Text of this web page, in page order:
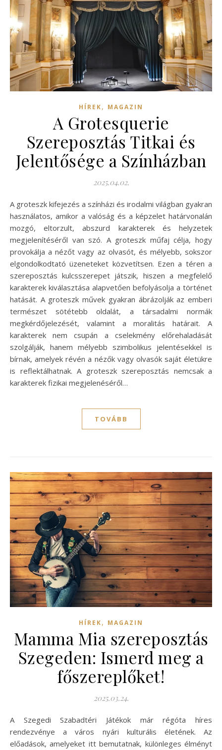
HÍREK, MAGAZIN
A Grotesquerie
Szereposztás Titkai és
Jelentősége a Színházban
2025.04.02.
A groteszk kifejezés a színházi és irodalmi világban gyakran
használatos, amikor a valóság és a képzelet határvonalán
mozgó, eltorzult, abszurd karakterek és helyzetek
megjelenítéséről van szó. A groteszk műfaj célja, hogy
provokálja a nézőt vagy az olvasót, és mélyebb, sokszor
elgondolkodtató üzeneteket közvetítsen. Ezen a téren a
szereposztás kulcsszerepet játszik, hiszen a megfelelő
karakterek kiválasztása alapvetően befolyásolja a történet
hatását. A groteszk művek gyakran ábrázolják az emberi
természet sötétebb oldalát, a társadalmi normák
megkérdőjelezését, valamint a moralitás határait. A
karakterek nem csupán a cselekmény előrehaladását
szolgálják, hanem mélyebb szimbolikus jelentésekkel is
bírnak, amelyek révén a nézők vagy olvasók saját életükre
is reflektálhatnak. A groteszk szereposztás nemcsak a
karakterek fizikai megjelenéséről…
TOVÁBB
HÍREK, MAGAZIN
Mamma Mia szereposztás
Szegeden: Ismerd meg a
főszereplőket!
2025.03.24.
A Szegedi Szabadtéri Játékok már régóta híres
rendezvénye a város nyári kulturális életének. Az
előadások, amelyeket itt bemutatnak, különleges élményt